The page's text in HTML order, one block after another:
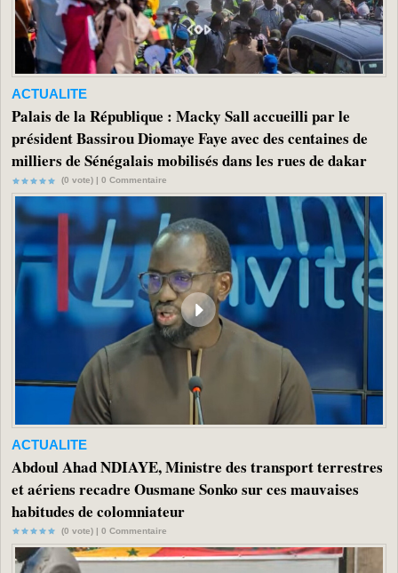
ACTUALITE
Palais de la République : Macky Sall accueilli par le
président Bassirou Diomaye Faye avec des centaines de
milliers de Sénégalais mobilisés dans les rues de dakar
(0 vote) | 0 Commentaire
ACTUALITE
Abdoul Ahad NDIAYE, Ministre des transport terrestres
et aériens recadre Ousmane Sonko sur ces mauvaises
habitudes de colomniateur
(0 vote) | 0 Commentaire